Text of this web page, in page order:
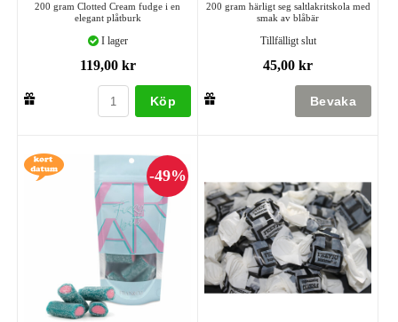
200 gram Clotted Cream fudge i en
elegant plåtburk
I lager
119,00 kr
Köp
200 gram härligt seg saltlakritskola med
smak av blåbär
Tillfälligt slut
45,00 kr